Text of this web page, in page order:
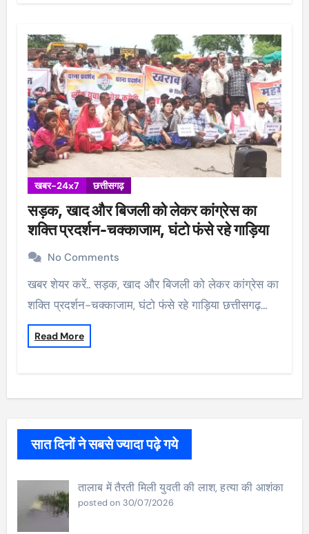
खबर-24x7 छत्तीसगढ़
सड़क, खाद और बिजली को लेकर कांग्रेस का
शक्ति प्रदर्शन-चक्काजाम, घंटो फंसे रहे गाड़िया
No Comments
खबर शेयर करें.. सड़क, खाद और बिजली को लेकर कांग्रेस का
शक्ति प्रदर्शन-चक्काजाम, घंटो फंसे रहे गाड़िया छत्तीसगढ़…
Read More
सात दिनों ने सबसे ज्यादा पढ़े गये
तालाब में तैरती मिली युवती की लाश, हत्या की आशंका
posted on 30/07/2026